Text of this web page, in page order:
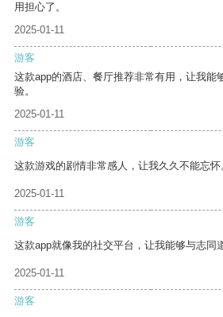
用担心了。
2025-01-11
游客
这款app的酒店、餐厅推荐非常有用，让我能
验。
2025-01-11
游客
这款游戏的剧情非常感人，让我久久不能忘怀
2025-01-11
游客
这款app就像我的社交平台，让我能够与志同
2025-01-11
游客